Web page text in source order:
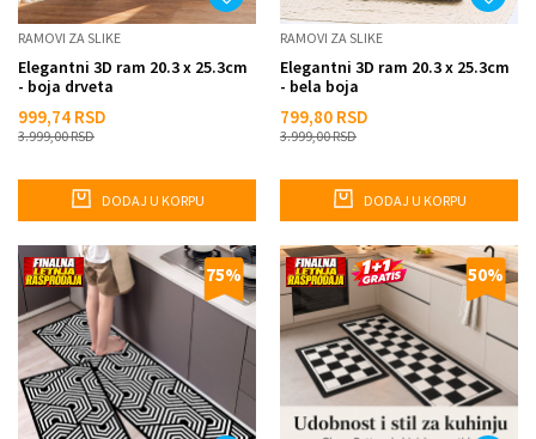
RAMOVI ZA SLIKE
Elegantni 3D ram 20.3 x 25.3cm
- boja drveta
999,74 RSD
3.999,00RSD
DODAJ U KORPU
RAMOVI ZA SLIKE
Elegantni 3D ram 20.3 x 25.3cm
- bela boja
799,80 RSD
3.999,00RSD
DODAJ U KORPU
75% 50%